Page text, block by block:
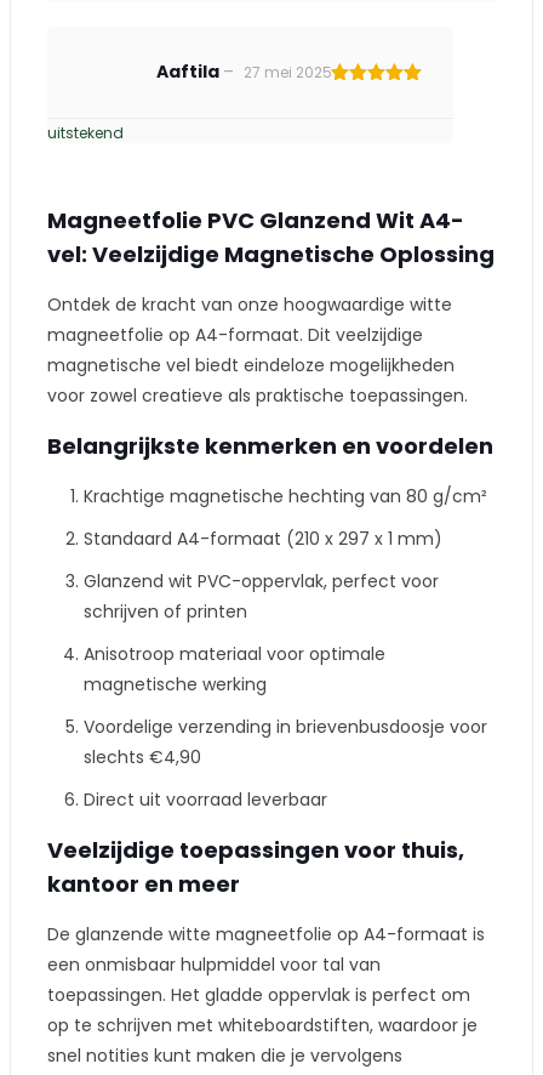
Aaftila – 27 mei 2025
uitstekend
Magneetfolie PVC Glanzend Wit A4-
vel: Veelzijdige Magnetische Oplossing
Ontdek de kracht van onze hoogwaardige witte
magneetfolie op A4-formaat. Dit veelzijdige
magnetische vel biedt eindeloze mogelijkheden
voor zowel creatieve als praktische toepassingen.
Belangrijkste kenmerken en voordelen
Krachtige magnetische hechting van 80 g/cm²
Standaard A4-formaat (210 x 297 x 1 mm)
Glanzend wit PVC-oppervlak, perfect voor
schrijven of printen
Anisotroop materiaal voor optimale
magnetische werking
Voordelige verzending in brievenbusdoosje voor
slechts €4,90
Direct uit voorraad leverbaar
Veelzijdige toepassingen voor thuis,
kantoor en meer
De glanzende witte magneetfolie op A4-formaat is
een onmisbaar hulpmiddel voor tal van
toepassingen. Het gladde oppervlak is perfect om
op te schrijven met whiteboardstiften, waardoor je
snel notities kunt maken die je vervolgens